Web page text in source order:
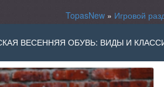
TopasNew » Игровой
ВЕСЕННЯЯ ОБУВЬ: ВИДЫ И